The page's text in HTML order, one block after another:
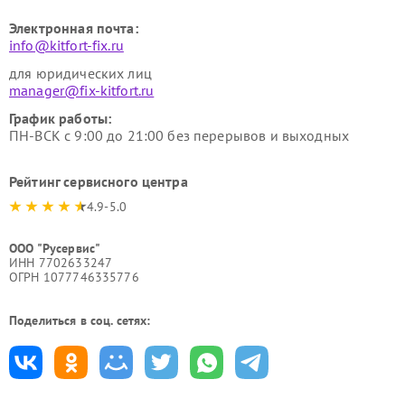
Электронная почта:
info@kitfort-fix.ru
для юридических лиц
manager@fix-kitfort.ru
График работы:
ПН-ВСК с 9:00 до 21:00 без перерывов и выходных
Рейтинг сервисного центра
4.9-5.0
ООО "Русервис"
ИНН 7702633247
ОГРН 1077746335776
Поделиться в соц. сетях: